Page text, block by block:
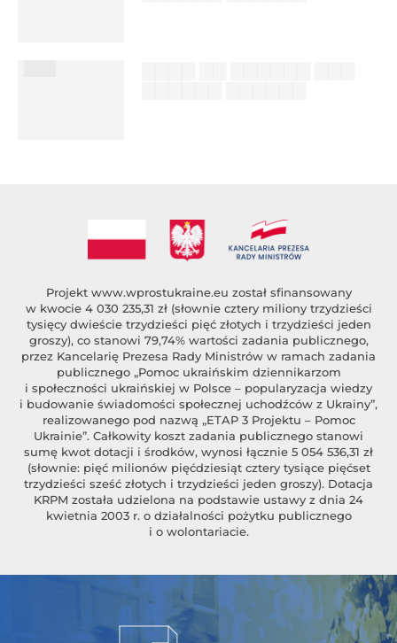
Projekt www.wprostukraine.eu został sfinansowany
w kwocie 4 030 235,31 zł (słownie cztery miliony trzydzieści
tysięcy dwieście trzydzieści pięć złotych i trzydzieści jeden
groszy), co stanowi 79,74% wartości zadania publicznego,
przez Kancelarię Prezesa Rady Ministrów w ramach zadania
publicznego „Pomoc ukraińskim dziennikarzom
i społeczności ukraińskiej w Polsce – popularyzacja wiedzy
i budowanie świadomości społecznej uchodźców z Ukrainy”,
realizowanego pod nazwą „ETAP 3 Projektu – Pomoc
Ukrainie”. Całkowity koszt zadania publicznego stanowi
sumę kwot dotacji i środków, wynosi łącznie 5 054 536,31 zł
(słownie: pięć milionów pięćdziesiąt cztery tysiące pięćset
trzydzieści sześć złotych i trzydzieści jeden groszy). Dotacja
KRPM została udzielona na podstawie ustawy z dnia 24
kwietnia 2003 r. o działalności pożytku publicznego
i o wolontariacie.